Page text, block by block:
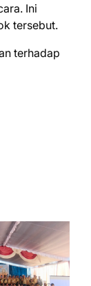
Ini
tersebut.
terhadap